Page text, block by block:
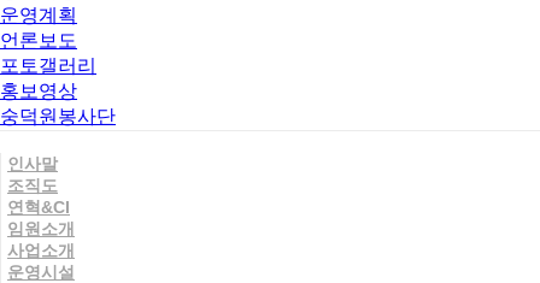
운영계획
언론보도
포토갤러리
홍보영상
숭덕원봉사단
인사말
조직도
연혁&CI
임원소개
사업소개
운영시설